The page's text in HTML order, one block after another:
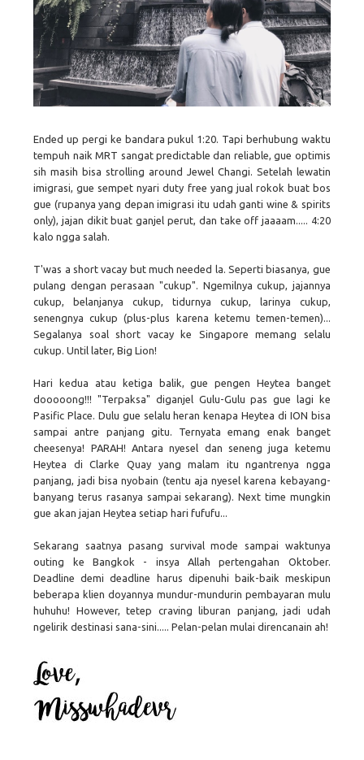
Ended up pergi ke bandara pukul 1:20. Tapi berhubung waktu
tempuh naik MRT sangat predictable dan reliable, gue optimis
sih masih bisa strolling around Jewel Changi. Setelah lewatin
imigrasi, gue sempet nyari duty free yang jual rokok buat bos
gue (rupanya yang depan imigrasi itu udah ganti wine & spirits
only), jajan dikit buat ganjel perut, dan take off jaaaam..... 4:20
kalo ngga salah.
T'was a short vacay but much needed la. Seperti biasanya, gue
pulang dengan perasaan "cukup". Ngemilnya cukup, jajannya
cukup, belanjanya cukup, tidurnya cukup, larinya cukup,
senengnya cukup (plus-plus karena ketemu temen-temen)...
Segalanya soal short vacay ke Singapore memang selalu
cukup. Until later, Big Lion!
Hari kedua atau ketiga balik, gue pengen Heytea banget
dooooong!!! "Terpaksa" diganjel Gulu-Gulu pas gue lagi ke
Pasific Place. Dulu gue selalu heran kenapa Heytea di ION bisa
sampai antre panjang gitu. Ternyata emang enak banget
cheesenya! PARAH! Antara nyesel dan seneng juga ketemu
Heytea di Clarke Quay yang malam itu ngantrenya ngga
panjang, jadi bisa nyobain (tentu aja nyesel karena kebayang-
banyang terus rasanya sampai sekarang). Next time mungkin
gue akan jajan Heytea setiap hari fufufu...
Sekarang saatnya pasang survival mode sampai waktunya
outing ke Bangkok - insya Allah pertengahan Oktober.
Deadline demi deadline harus dipenuhi baik-baik meskipun
beberapa klien doyannya mundur-mundurin pembayaran mulu
huhuhu! However, tetep craving liburan panjang, jadi udah
ngelirik destinasi sana-sini..... Pelan-pelan mulai direncanain ah!